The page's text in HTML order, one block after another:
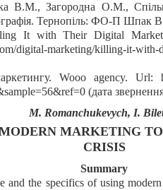
В.М., Загородна О.М.,
Тернопіль: ФО-П Шпак
It with Their Digital
digital-marketing/killing-
Wooo agency. Url:
(дата
M. Romanchukevych, I.
MARKETING
CRISIS
Summary
and the specifics of using